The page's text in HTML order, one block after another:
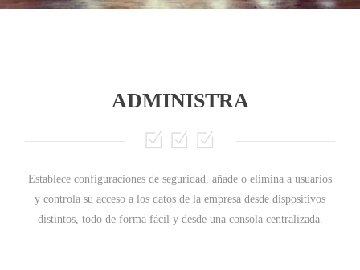
ADMINISTRA
Establece configuraciones de seguridad, añade o elimina a usuarios
y controla su acceso a los datos de la empresa desde dispositivos
distintos, todo de forma fácil y desde una consola centralizada.